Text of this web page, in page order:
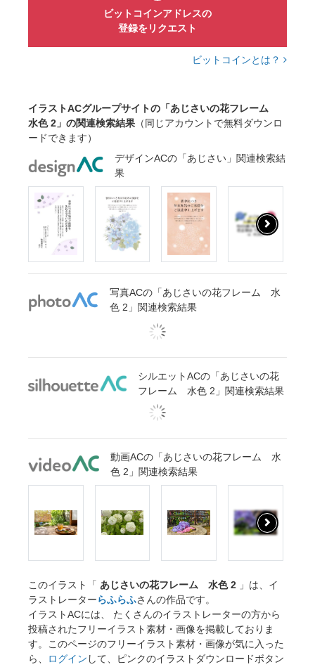
ビットコインアドレスの
登録をリクエスト
ビットコインとは？
イラストACグループサイトの「あじさいの花フレーム
水色 2」の関連検索結果 （同じアカウントで無料ダウンロ
ードできます）
デザインACの「あじさい」関連検索結
果
写真ACの「あじさいの花フレーム 水
色 2」関連検索結果
シルエットACの「あじさいの花
フレーム 水色 2」関連検索結果
動画ACの「あじさいの花フレーム 水
色 2」関連検索結果
このイラスト「 あじさいの花フレーム 水色 2 」は、イ
ラストレーターらふらふさんの作品です。
イラストACには、 たくさんのイラストレーターの方から
投稿されたフリーイラスト素材・画像を掲載しておりま
す。このページのフリーイラスト素材・画像が気に入った
ら、
ログイン して、ピンクのイラストダウンロードボタン